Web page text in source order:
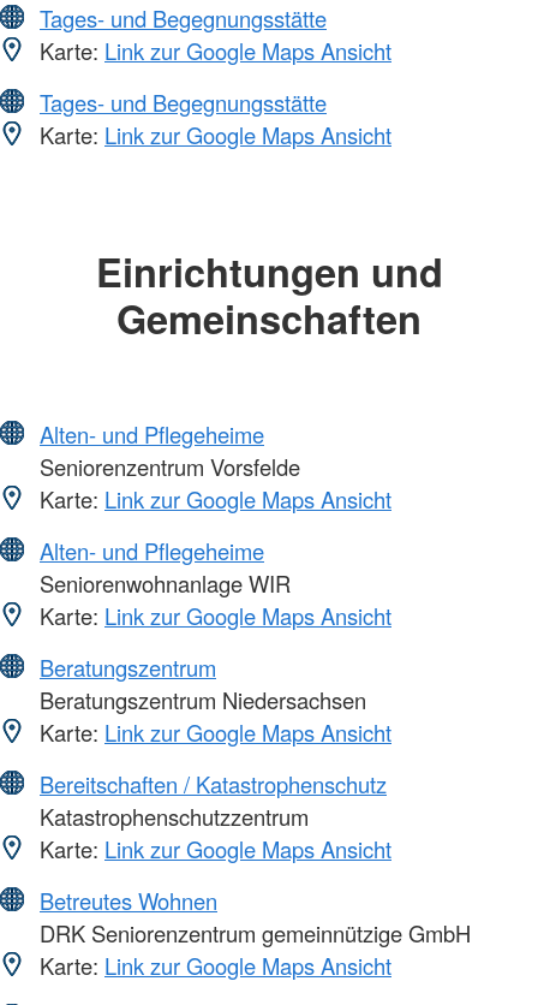
Tages- und Begegnungsstätte
Karte: Link zur Google Maps Ansicht
Tages- und Begegnungsstätte
Karte: Link zur Google Maps Ansicht
Einrichtungen und
Gemeinschaften
Alten- und Pflegeheime
Seniorenzentrum Vorsfelde
Karte: Link zur Google Maps Ansicht
Alten- und Pflegeheime
Seniorenwohnanlage WIR
Karte: Link zur Google Maps Ansicht
Beratungszentrum
Beratungszentrum Niedersachsen
Karte: Link zur Google Maps Ansicht
Bereitschaften / Katastrophenschutz
Katastrophenschutzzentrum
Karte: Link zur Google Maps Ansicht
Betreutes Wohnen
DRK Seniorenzentrum gemeinnützige GmbH
Karte: Link zur Google Maps Ansicht